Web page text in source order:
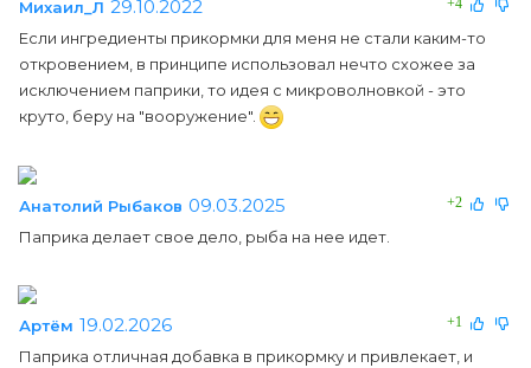
+4
Михаил_Л 29.10.2022
Если ингредиенты прикормки для меня не стали каким-то
откровением, в принципе использовал нечто схожее за
исключением паприки, то идея с микроволновкой - это
круто, беру на "вооружение".
+2
Анатолий Рыбаков 09.03.2025
Паприка делает свое дело, рыба на нее идет.
+1
Артём 19.02.2026
Паприка отличная добавка в прикормку и привлекает, и